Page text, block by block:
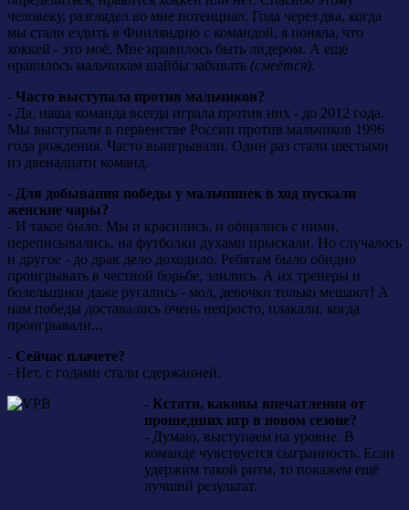
человеку, разглядел во мне потенциал. Года через два, когда
мы стали ездить в Финляндию с командой, я поняла, что
хоккей - это моё. Мне нравилось быть лидером. А ещё
нравилось мальчикам шайбы забивать (смеётся).
- Часто выступала против мальчиков?
- Да, наша команда всегда играла против них - до 2012 года.
Мы выступали в первенстве России против мальчиков 1996
года рождения. Часто выигрывали. Один раз стали шестыми
из двенадцати команд.
- Для добывания победы у мальчишек в ход пускали
женские чары?
- И такое было. Мы и красились, и общались с ними,
переписывались, на футболки духами прыскали. Но случалось
и другое - до драк дело доходило. Ребятам было обидно
проигрывать в честной борьбе, злились. А их тренеры и
болельщики даже ругались - мол, девочки только мешают! А
нам победы доставались очень непросто, плакали, когда
проигрывали...
- Сейчас плачете?
- Нет, с годами стали сдержанней.
- Кстати, каковы впечатления от
прошедших игр в новом сезоне?
- Думаю, выступаем на уровне. В
команде чувствуется сыгранность. Если
удержим такой ритм, то покажем ещё
лучший результат.